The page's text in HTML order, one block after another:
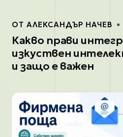
ОТ АЛЕКСАНДЪР НАЧЕВ
Какво прави
изкуствен
и защо е важен